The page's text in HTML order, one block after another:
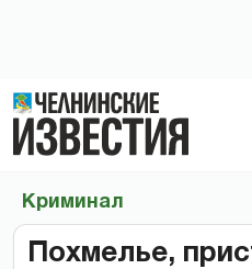
Криминал
Похмелье,